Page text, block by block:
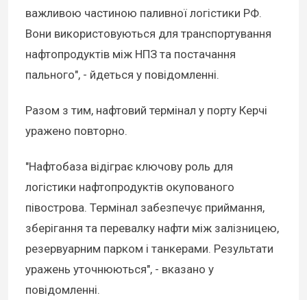
важливою частиною паливної логістики РФ.
Вони використовуються для транспортування
нафтопродуктів між НПЗ та постачання
пального", - йдеться у повідомленні.
Разом з тим, нафтовий термінал у порту Керчі
уражено повторно.
"Нафтобаза відіграє ключову роль для
логістики нафтопродуктів окупованого
півострова. Термінал забезпечує приймання,
зберігання та перевалку нафти між залізницею,
резервуарним парком і танкерами. Результати
уражень уточнюються", - вказано у
повідомленні.